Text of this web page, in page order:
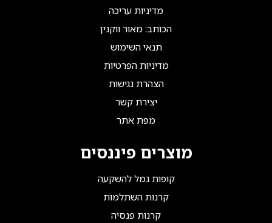
מדיניות עריכה
הכותב: מאור ווקנין
תנאי השימוש
מדיניות הפרטיות
הצהרת נגישות
יצירת קשר
מפת אתר
מוצרים פיננסים
קופות גמל להשקעה
קרנות השתלמות
קרנות פנסיה